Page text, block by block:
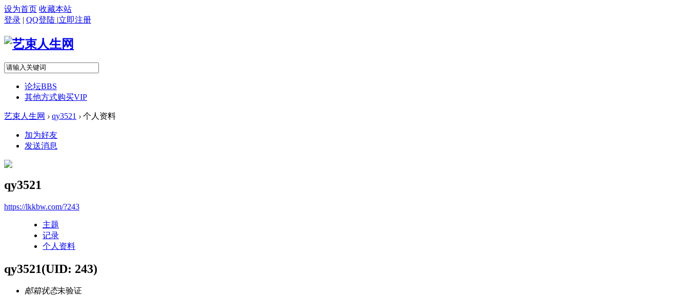
设为首页 收藏本站
登录 | QQ登陆 |立即注册
论坛BBS
其他方式购买VIP
艺束人生网 › qy3521 › 个人资料
加为好友
发送消息
qy3521
https://lkkbw.com/?243
主题
记录
个人资料
qy3521(UID: 243)
邮箱状态未验证